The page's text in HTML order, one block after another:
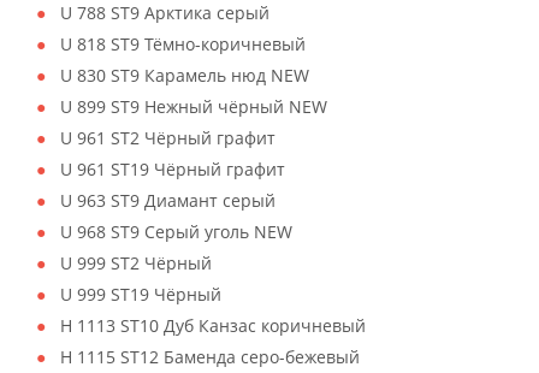
U 788 ST9 Арктика серый
U 818 ST9 Тёмно-коричневый
U 830 ST9 Карамель нюд NEW
U 899 ST9 Нежный чёрный NEW
U 961 ST2 Чёрный графит
U 961 ST19 Чёрный графит
U 963 ST9 Диамант серый
U 968 ST9 Серый уголь NEW
U 999 ST2 Чёрный
U 999 ST19 Чёрный
H 1113 ST10 Дуб Канзас коричневый
H 1115 ST12 Баменда серо-бежевый